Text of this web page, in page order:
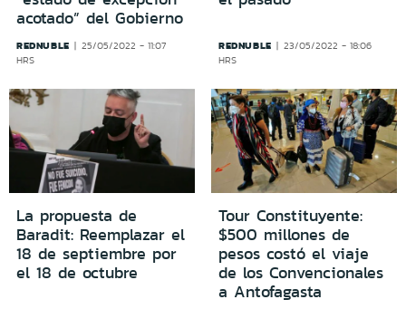
acotado” del Gobierno
REDNUBLE
25/05/2022 - 11:07
HRS
REDNUBLE
23/05/2022 - 18:06
HRS
La propuesta de
Baradit: Reemplazar el
18 de septiembre por
el 18 de octubre
Tour Constituyente:
$500 millones de
pesos costó el viaje
de los Convencionales
a Antofagasta